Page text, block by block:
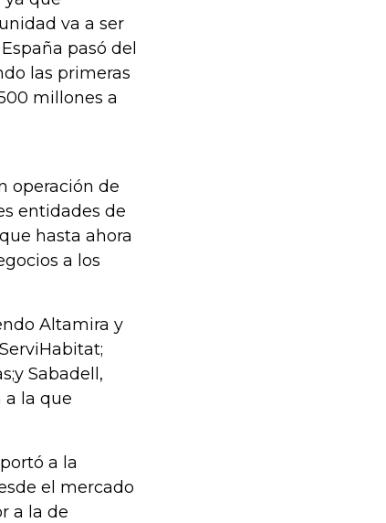
va a ser
pasó del
las primeras
millones a
operación de
entidades de
hasta ahora
a los
Altamira y
Sabadell,
a la que
a la
el mercado
a la de